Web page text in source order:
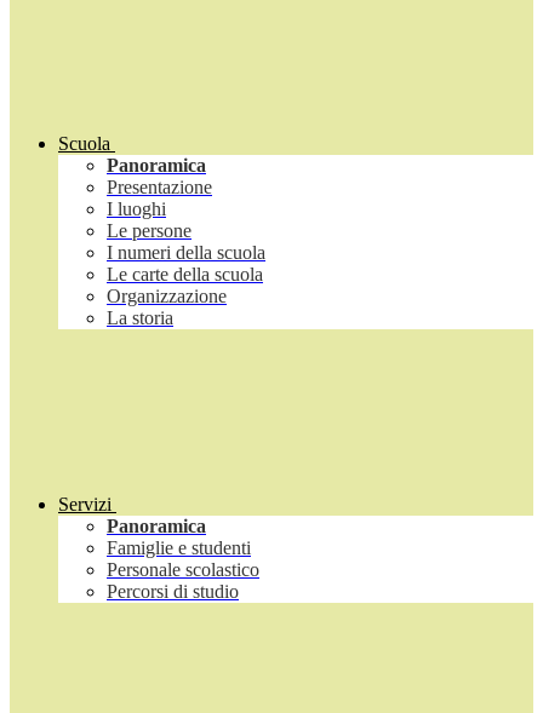
Scuola
Panoramica
Presentazione
I luoghi
Le persone
I numeri della scuola
Le carte della scuola
Organizzazione
La storia
Servizi
Panoramica
Famiglie e studenti
Personale scolastico
Percorsi di studio